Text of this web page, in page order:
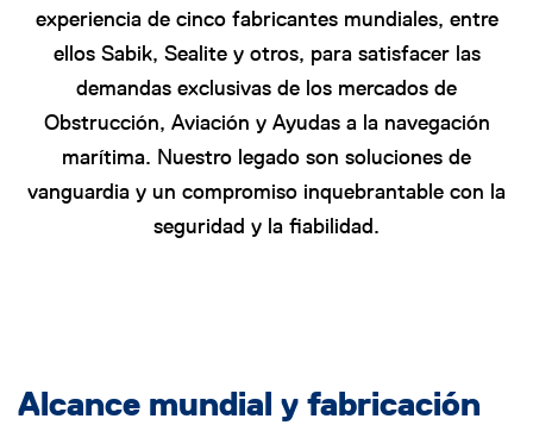
experiencia de cinco fabricantes mundiales, entre
ellos Sabik, Sealite y otros, para satisfacer las
demandas exclusivas de los mercados de
Obstrucción, Aviación y Ayudas a la navegación
marítima. Nuestro legado son soluciones de
vanguardia y un compromiso inquebrantable con la
seguridad y la fiabilidad.
Alcance mundial y fabricación